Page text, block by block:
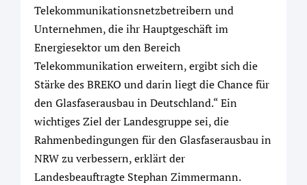
Telekommunikationsnetzbetreibern und
Unternehmen, die ihr Hauptgeschäft im
Energiesektor um den Bereich
Telekommunikation erweitern, ergibt sich die
Stärke des BREKO und darin liegt die Chance für
den Glasfaserausbau in Deutschland.“ Ein
wichtiges Ziel der Landesgruppe sei, die
Rahmenbedingungen für den Glasfaserausbau in
NRW zu verbessern, erklärt der
Landesbeauftragte Stephan Zimmermann.